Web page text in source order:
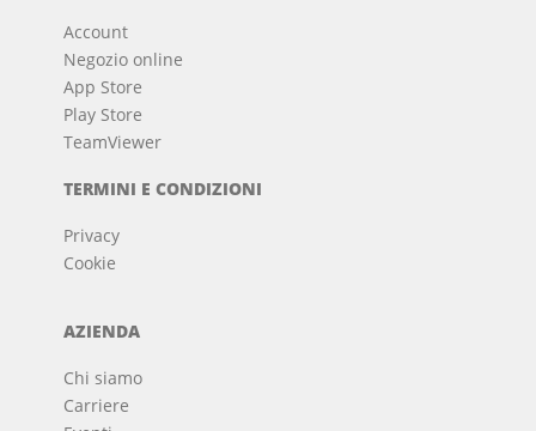
Account
Negozio online
App Store
Play Store
TeamViewer
TERMINI E CONDIZIONI
Privacy
Cookie
AZIENDA
Chi siamo
Carriere